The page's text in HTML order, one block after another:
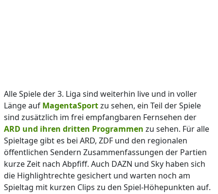
Alle Spiele der 3. Liga sind weiterhin live und in voller
Länge auf MagentaSportzu sehen, ein Teil der Spiele
sind zusätzlich im frei empfangbaren Fernsehen der
ARD und ihren dritten Programmen zu sehen. Für alle
Spieltage gibt es bei ARD, ZDF und den regionalen
öffentlichen Sendern Zusammenfassungen der Partien
kurze Zeit nach Abpfiff. Auch DAZN und Sky haben sich
die Highlightrechte gesichert und warten noch am
Spieltag mit kurzen Clips zu den Spiel-Höhepunkten auf.